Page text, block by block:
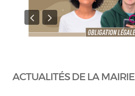
ACTUALITÉS DE LA MAIRIE